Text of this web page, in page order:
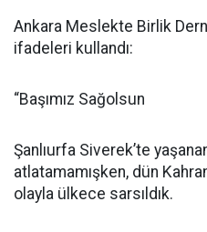
Ankara Meslekte Birlik
ifadeleri kullandı:
“Başımız Sağolsun
Şanlıurfa Siverek’te
atlatamamışken, dün
olayla ülkece sarsıldık.